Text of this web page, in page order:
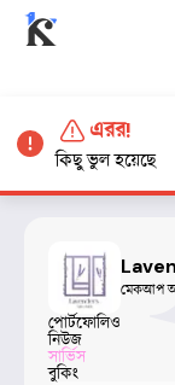
মেকআপ
পোর্টফোলিও
নিউজ
সার্ভিস
বুকিং
এরর!
কিছু ভুল হয়েছে